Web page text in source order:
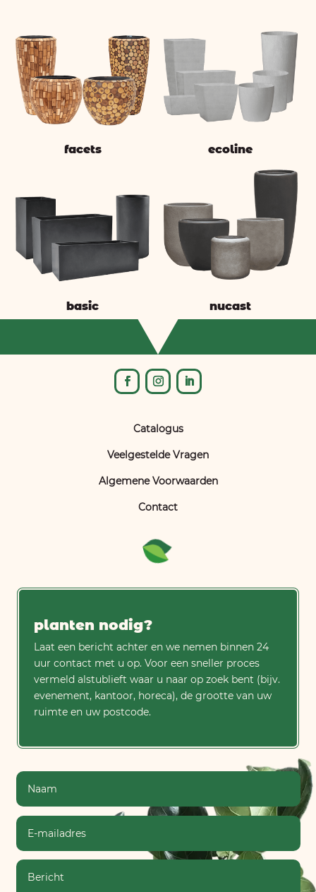
facets ecoline
basic nucast
Catalogus
Veelgestelde Vragen
Algemene Voorwaarden
Contact
planten nodig?
Laat een bericht achter en we nemen binnen 24
uur contact met u op. Voor een sneller proces
vermeld alstublieft waar u naar op zoek bent (bijv.
evenement, kantoor, horeca), de grootte van uw
ruimte en uw postcode.